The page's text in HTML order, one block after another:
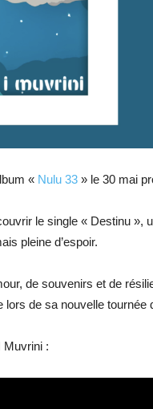
« Nulu 33 » le 30 mai
le single « Destinu »,
pleine d’espoir.
de souvenirs et de
lors de sa nouvelle tournée
Muvrini :